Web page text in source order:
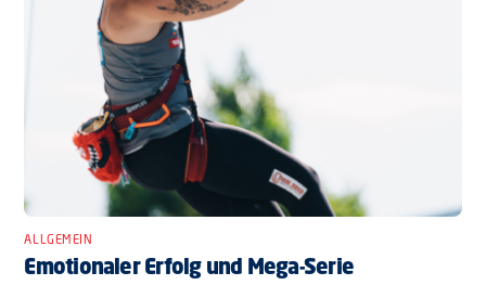
ALLGEMEIN
Emotionaler Erfolg und Mega-Serie